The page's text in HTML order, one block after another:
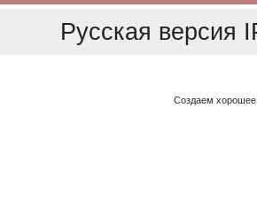
Русская версия
Создаем